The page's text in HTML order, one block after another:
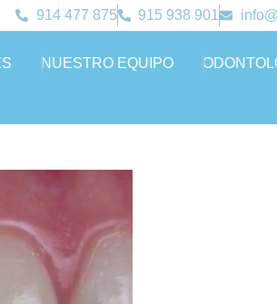
914 477 875 915 938 901
NUESTRO EQUIPO